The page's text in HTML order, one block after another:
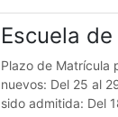
Escuela
Plazo de Matrícula
nuevos: Del 25 al
sido admitida: Del